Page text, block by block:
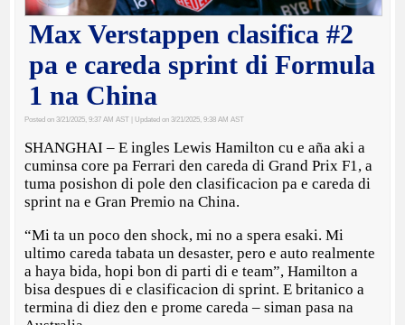
Max Verstappen clasifica #2
pa e careda sprint di Formula
1 na China
Posted on 3/21/2025, 9:37 AM AST | Updated on 3/21/2025, 9:38 AM AST
SHANGHAI – E ingles Lewis Hamilton cu e aña aki a
cuminsa core pa Ferrari den careda di Grand Prix F1, a
tuma posishon di pole den clasificacion pa e careda di
sprint na e Gran Premio na China.
“Mi ta un poco den shock, mi no a spera esaki. Mi
ultimo careda tabata un desaster, pero e auto realmente
a haya bida, hopi bon di parti di e team”, Hamilton a
bisa despues di e clasificacion di sprint. E britanico a
termina di diez den e prome careda – siman pasa na